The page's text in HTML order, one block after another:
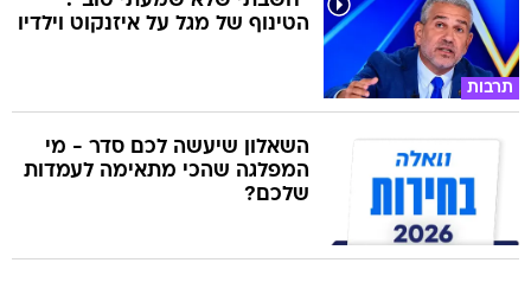
תרבות
הטינוף של מגל על איזנקוט וילדיו
השאלון שיעשה לכם סדר - מי
המפלגה שהכי מתאימה לעמדות
שלכם?